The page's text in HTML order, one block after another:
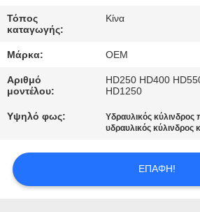
SITEMAP
ΠΟΛΙΤΙΚΉ
ΑΠΟΡΡΉΤΟΥ
Τόπος
καταγωγής:
Κίνα
Μάρκα: OEM
Αριθμό
μοντέλου:
HD250 HD400
HD1250
Υψηλό φως: Υδραυλικός κύλινδρος
υδραυλικός κύλινδρος
ΕΠΑΦΉ!